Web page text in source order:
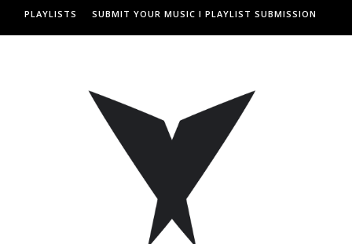
PLAYLISTS SUBMIT YOUR MUSIC I PLAYLIST SUBMISSION